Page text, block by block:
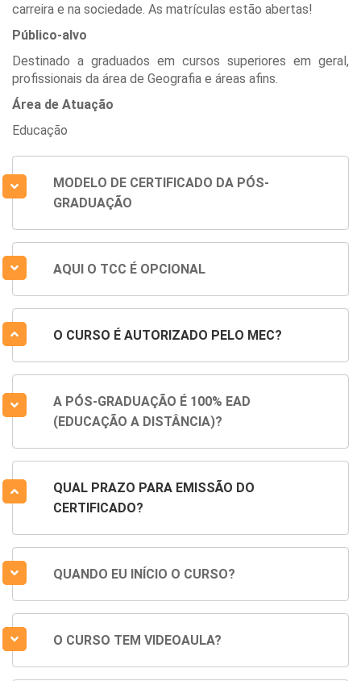
carreira e na sociedade. As matrículas estão abertas!
Público-alvo
Destinado a graduados em cursos superiores em geral,
profissionais da área de Geografia e áreas afins.
Área de Atuação
Educação
MODELO DE CERTIFICADO DA PÓS-
GRADUAÇÃO
AQUI O TCC É OPCIONAL
O CURSO É AUTORIZADO PELO MEC?
A PÓS-GRADUAÇÃO É 100% EAD
(EDUCAÇÃO A DISTÂNCIA)?
QUAL PRAZO PARA EMISSÃO DO
CERTIFICADO?
QUANDO EU INÍCIO O CURSO?
O CURSO TEM VIDEOAULA?